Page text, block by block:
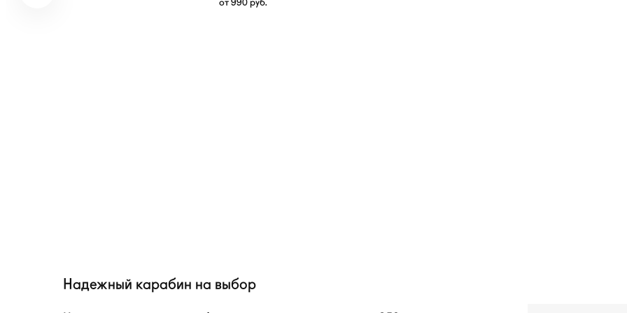
от 990 руб.
Надежный карабин на выбор